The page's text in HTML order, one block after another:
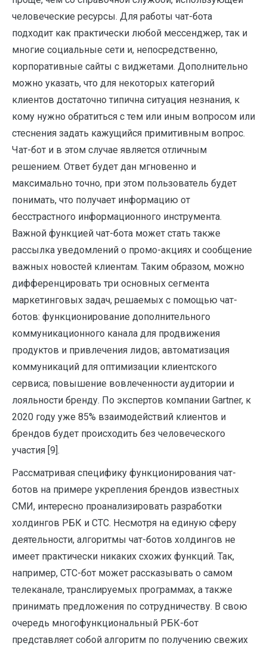
человеческие ресурсы. Для работы чат-бота
подходит как практически любой мессенджер, так и
многие социальные сети и, непосредственно,
корпоративные сайты с виджетами. Дополнительно
можно указать, что для некоторых категорий
клиентов достаточно типична ситуация незнания, к
кому нужно обратиться с тем или иным вопросом или
стеснения задать кажущийся примитивным вопрос.
Чат-бот и в этом случае является отличным
решением. Ответ будет дан мгновенно и
максимально точно, при этом пользователь будет
понимать, что получает информацию от
бесстрастного информационного инструмента.
Важной функцией чат-бота может стать также
рассылка уведомлений о промо-акциях и сообщение
важных новостей клиентам. Таким образом, можно
дифференцировать три основных сегмента
маркетинговых задач, решаемых с помощью чат-
ботов: функционирование дополнительного
коммуникационного канала для продвижения
продуктов и привлечения лидов; автоматизация
коммуникаций для оптимизации клиентского
сервиса; повышение вовлеченности аудитории и
лояльности бренду. По экспертов компании Gartner, к
2020 году уже 85% взаимодействий клиентов и
брендов будет происходить без человеческого
участия [9].
Рассматривая специфику функционирования чат-
ботов на примере укрепления брендов известных
СМИ, интересно проанализировать разработки
холдингов РБК и СТС. Несмотря на единую сферу
деятельности, алгоритмы чат-ботов холдингов не
имеет практически никаких схожих функций. Так,
например, СТС-бот может рассказывать о самом
телеканале, транслируемых программах, а также
принимать предложения по сотрудничеству. В свою
очередь многофункциональный РБК-бот
представляет собой алгоритм по получению свежих